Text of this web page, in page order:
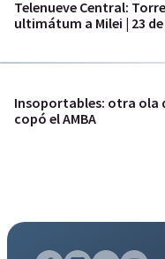
Telenueve Central:
ultimátum a Milei | 23
Insoportables: otra ola
copó el AMBA